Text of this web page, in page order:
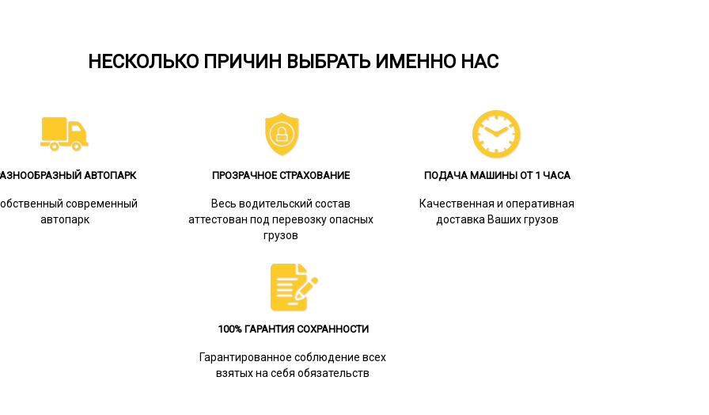
НЕСКОЛЬКО ПРИЧИН ВЫБРАТЬ ИМЕННО НАС
АВТОПАРК
современный
автопарк
ПРОЗРАЧНОЕ СТРАХОВАНИЕ
Весь водительский состав
аттестован под перевозку опасных
грузов
ПОДАЧА МАШИНЫ ОТ 1 ЧАСА
Качественная и оперативная
доставка Ваших грузов
100% ГАРАНТИЯ СОХРАННОСТИ
Гарантированное соблюдение всех
взятых на себя обязательств